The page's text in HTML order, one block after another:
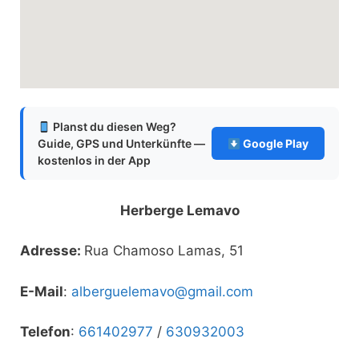
Planst du diesen Weg?
Guide, GPS und Unterkünfte —
kostenlos in der App
Google Play
Herberge Lemavo
Adresse: Rua Chamoso Lamas, 51
E-Mail: alberguelemavo@gmail.com
Telefon: 661402977 / 630932003